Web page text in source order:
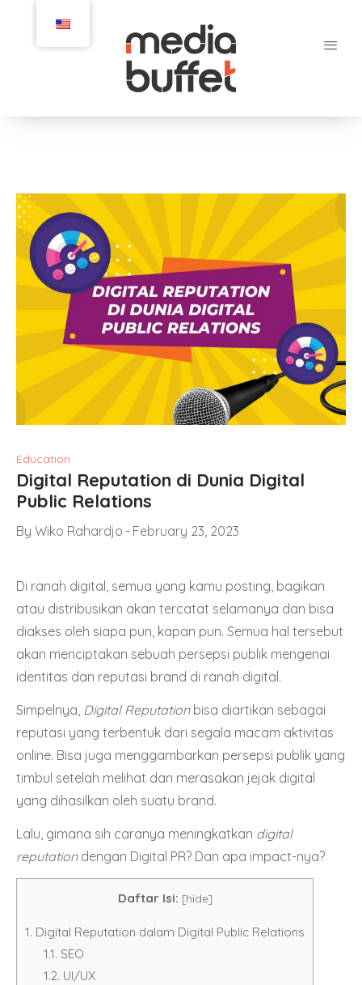
Education
Digital Reputation di Dunia Digital
Public Relations
By Wiko Rahardjo February 23, 2023
Di ranah digital, semua yang kamu posting, bagikan
atau distribusikan akan tercatat selamanya dan bisa
diakses oleh siapa pun, kapan pun. Semua hal tersebut
akan menciptakan sebuah persepsi publik mengenai
identitas dan reputasi brand di ranah digital.
Simpelnya, Digital Reputationbisa diartikan sebagai
reputasi yang terbentuk dari segala macam aktivitas
online. Bisa juga menggambarkan persepsi publik yang
timbul setelah melihat dan merasakan jejak digital
yang dihasilkan oleh suatu brand.
Lalu, gimana sih caranya meningkatkan digital
reputation dengan Digital PR? Dan apa impact-nya?
Daftar Isi: [hide]
1. Digital Reputation dalam Digital Public Relations
1.1. SEO
1.2. UI/UX